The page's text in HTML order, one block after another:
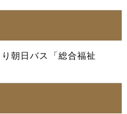
朝日バス「総合福祉